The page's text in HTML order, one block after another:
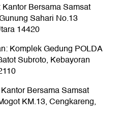
Bersama Samsat
Sahari No.13
14420
Komplek Gedung POLDA
Subroto, Kebayoran
Bersama Samsat
KM.13, Cengkareng,